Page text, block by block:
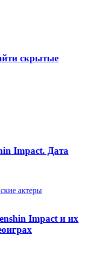
скрытые
Impact. Дата
Impact и их